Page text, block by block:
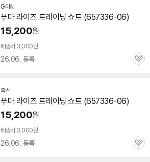
G마켓
푸마 라이즈 트레이닝 쇼트 (657336-06)
15,200원
배송비 3,000원
26.06. 등록
관
옥션
푸마 라이즈 트레이닝 쇼트 (657336-06)
15,200원
배송비 3,000원
26.06. 등록
관